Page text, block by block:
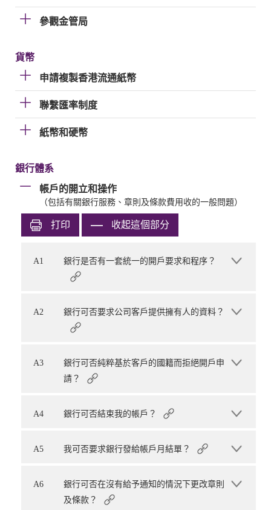
參觀金管局
貨幣
申請複製香港流通紙幣
聯繫匯率制度
紙幣和硬幣
銀行體系
帳戶的開立和操作
（包括有關銀行服務、章則及條款費用收的一般問題）
打印 收起這個部分
A1 銀行是否有一套統一的開戶要求和程序？
A2 銀行可否要求公司客戶提供擁有人的資料？
A3
銀行可否純粹基於客戶的國籍而拒絕開戶申
請？
A4 銀行可否結束我的帳戶？
A5 我可否要求銀行發給帳戶月結單？
A6
銀行可否在沒有給予通知的情況下更改章則
及條款？